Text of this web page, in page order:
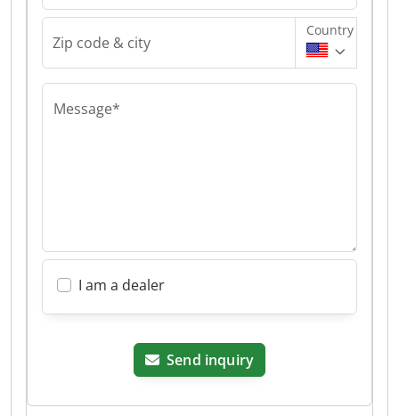
Zip code & city
Country
Message*
I am a dealer
Send inquiry